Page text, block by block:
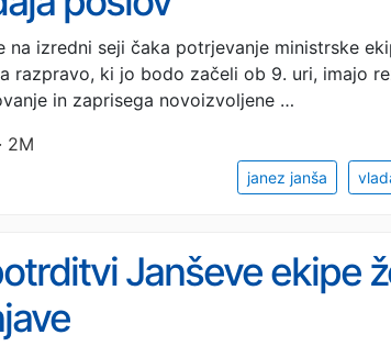
na izredni seji čaka potrjevanje ministrske
razpravo, ki jo bodo začeli ob 9. uri, imajo
in zaprisega novoizvoljene …
2M
janez janša
Janševe ekipe